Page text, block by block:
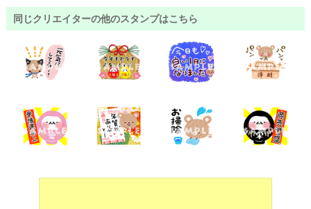
同じクリエイターの他のスタンプはこちら